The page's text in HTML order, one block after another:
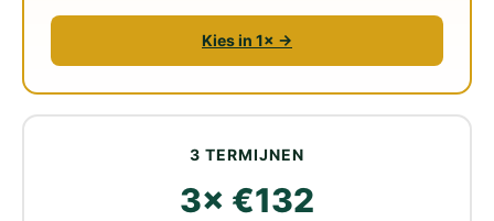
Kies in 1× →
3 TERMIJNEN
3× €132